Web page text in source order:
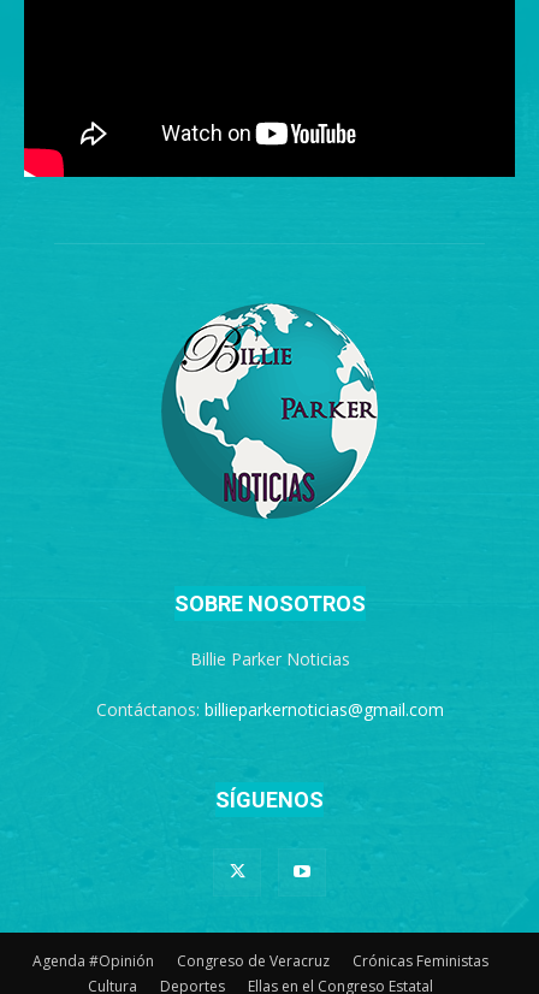
SOBRE NOSOTROS
Billie Parker Noticias
Contáctanos: billieparkernoticias@gmail.com
SÍGUENOS
Agenda #Opinión Congreso de Veracruz
Crónicas Feministas
Cultura
Deportes Ellas en el Congreso Estatal